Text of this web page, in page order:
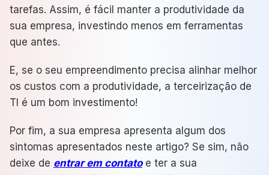
tarefas. Assim, é fácil manter a produtividade da
sua empresa, investindo menos em ferramentas
que antes.
E, se o seu empreendimento precisa alinhar melhor
os custos com a produtividade, a terceirização de
TI é um bom investimento!
Por fim, a sua empresa apresenta algum dos
sintomas apresentados neste artigo? Se sim, não
deixe de entrar em contatoe ter a sua